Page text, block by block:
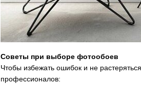
Советы при выборе фотообоев
Чтобы избежать ошибок и не
профессионалов: